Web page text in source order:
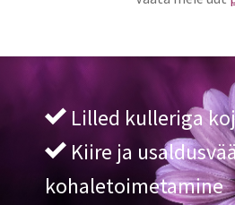
Lilled kulleriga
Kiire ja
kohaletoimetamine